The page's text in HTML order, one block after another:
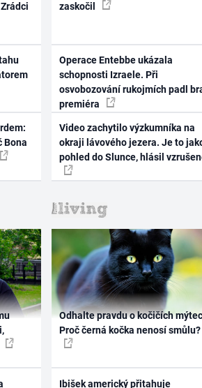
Bona
zaskočil
Operace Entebbe ukázala
schopnosti Izraele. Při
osvobozování rukojmích padl
premiéra
Video zachytilo výzkumníka na
okraji lávového jezera. Je to
pohled do Slunce, hlásil
Odhalte pravdu o kočičích
Proč černá kočka nenosí smůlu?
Ibišek americký přitahuje